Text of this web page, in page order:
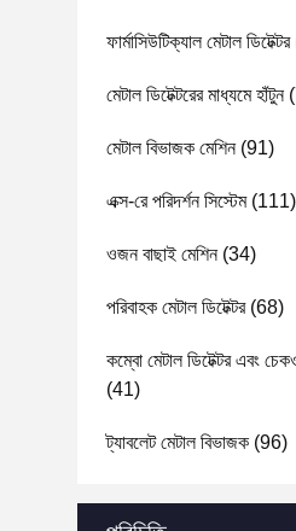
ফার্মাসিউটিক্যাল মেটাল ডিটেক্টর
মেটাল ডিটেক্টরের মাধ্যমে হাঁটুন
মেটাল বিভাজক মেশিন(91)
এক্স-রে পরিদর্শন সিস্টেম(111)
ওজন বাছাই মেশিন(34)
পরিবাহক মেটাল ডিটেক্টর(68)
কম্বো মেটাল ডিটেক্টর এবং
(41)
ট্যাবলেট মেটাল বিভাজক (96)